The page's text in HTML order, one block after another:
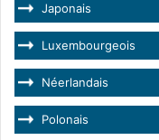
Japonais
Luxembourgeois
Néerlandais
Polonais